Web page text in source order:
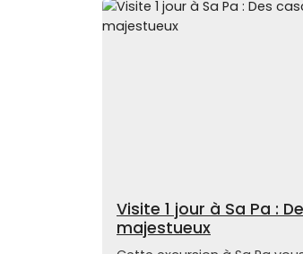
Visite 1 jour à Sa Pa :
majestueux